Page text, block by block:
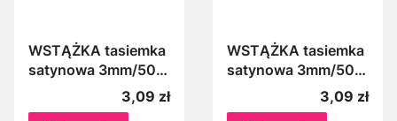
WSTĄŻKA tasiemka
satynowa 3mm/50m
KREMOWA 079Cena
3,09 zł
WSTĄŻKA tasiemka
satynowa 3mm/50m
Cena
3,09 zł